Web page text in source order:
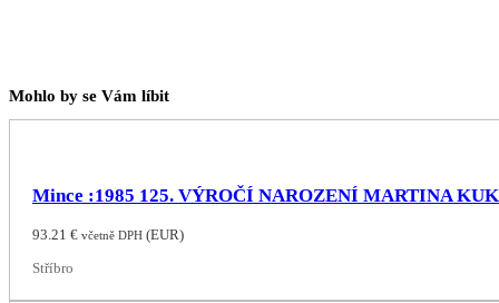
Mohlo by se Vám líbit
Mince :1985 125. VÝROČÍ NAROZENÍ MARTINA
93.21 € včetně DPH(EUR)
Stříbro